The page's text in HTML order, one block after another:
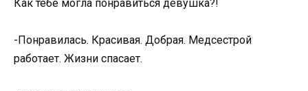
Как тебе могла понравиться девушка?!
-Понравилась. Красивая. Добрая. Медсестрой
работает. Жизни спасает.